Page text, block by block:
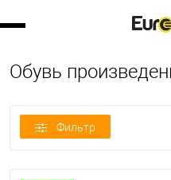
Обувь
Фильтр